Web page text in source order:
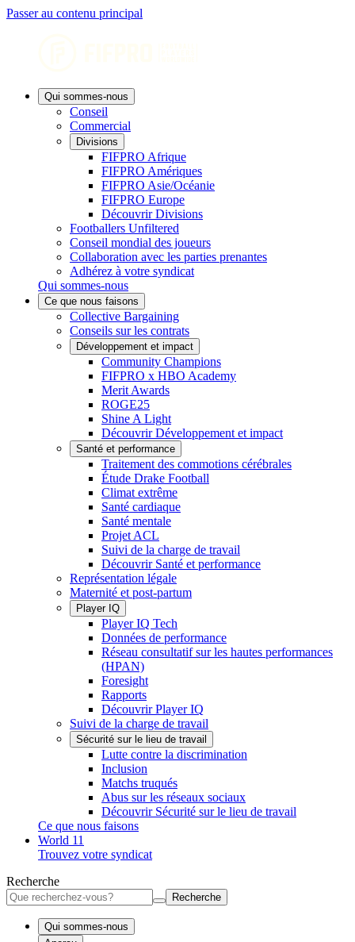
Passer au contenu principal
Qui sommes-nous
Conseil
Commercial
Divisions
FIFPRO Afrique
FIFPRO Amériques
FIFPRO Asie/Océanie
FIFPRO Europe
Découvrir Divisions
Footballers Unfiltered
Conseil mondial des joueurs
Collaboration avec les parties prenantes
Adhérez à votre syndicat
Qui sommes-nous
Ce que nous faisons
Collective Bargaining
Conseils sur les contrats
Développement et impact
Community Champions
FIFPRO x HBO Academy
Merit Awards
ROGE25
Shine A Light
Découvrir Développement et impact
Santé et performance
Traitement des commotions cérébrales
Étude Drake Football
Climat extrême
Santé cardiaque
Santé mentale
Projet ACL
Suivi de la charge de travail
Découvrir Santé et performance
Représentation légale
Maternité et post-partum
Player IQ
Player IQ Tech
Données de performance
Réseau consultatif sur les hautes performances
(HPAN)
Foresight
Rapports
Découvrir Player IQ
Suivi de la charge de travail
Sécurité sur le lieu de travail
Lutte contre la discrimination
Inclusion
Matchs truqués
Abus sur les réseaux sociaux
Découvrir Sécurité sur le lieu de travail
Ce que nous faisons
World 11
Trouvez votre syndicat
Recherche
Recherche
Qui sommes-nous